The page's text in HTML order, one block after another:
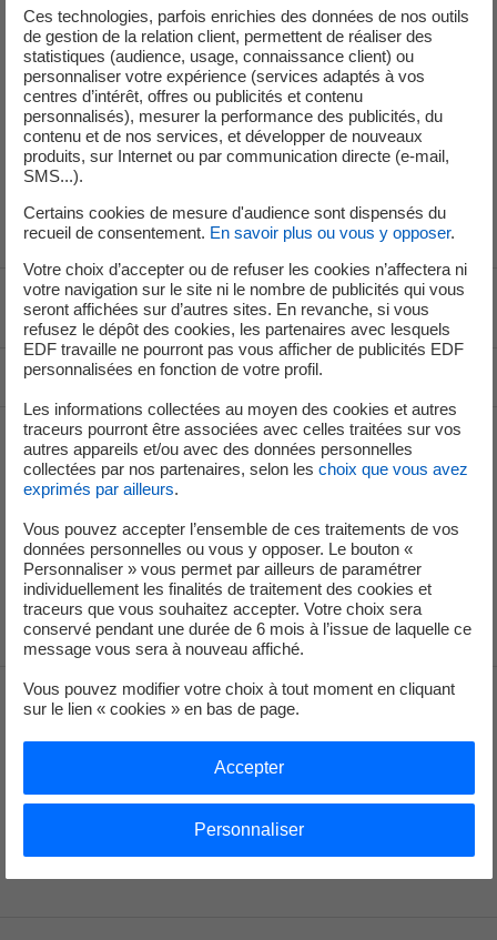
pour les collectivités ?
Quelles sont les CGV des offres d’électricité à prix
de marché pour les collectivités ?
Voir le fil d'ariane
Haut de page
Collectivités
Nos labels
EDF Particuliers
EDF Entreprises
Groupe EDF
linkedintwitterinstagram
youtube
tiktok
Ces technologies, parfois enrichies des données de nos outils
de gestion de la relation client, permettent de réaliser des
statistiques (audience, usage, connaissance client) ou
personnaliser votre expérience (services adaptés à vos
centres d’intérêt, offres ou publicités et contenu
personnalisés), mesurer la performance des publicités, du
contenu et de nos services, et développer de nouveaux
produits, sur Internet ou par communication directe (e-mail,
SMS...).
Certains cookies de mesure d'audience sont dispensés du
recueil de consentement. En savoir plus ou vous y opposer.
Votre choix d’accepter ou de refuser les cookies n’affectera ni
votre navigation sur le site ni le nombre de publicités qui vous
seront affichées sur d’autres sites. En revanche, si vous
refusez le dépôt des cookies, les partenaires avec lesquels
EDF travaille ne pourront pas vous afficher de publicités EDF
personnalisées en fonction de votre profil.
Les informations collectées au moyen des cookies et autres
traceurs pourront être associées avec celles traitées sur vos
autres appareils et/ou avec des données personnelles
collectées par nos partenaires, selon les choix que vous avez
exprimés par ailleurs.
Vous pouvez accepter l’ensemble de ces traitements de vos
données personnelles ou vous y opposer. Le bouton «
Personnaliser » vous permet par ailleurs de paramétrer
individuellement les finalités de traitement des cookies et
traceurs que vous souhaitez accepter. Votre choix sera
conservé pendant une durée de 6 mois à l’issue de laquelle ce
message vous sera à nouveau affiché.
Vous pouvez modifier votre choix à tout moment en cliquant
sur le lien « cookies » en bas de page.
Personnaliser
Accepter